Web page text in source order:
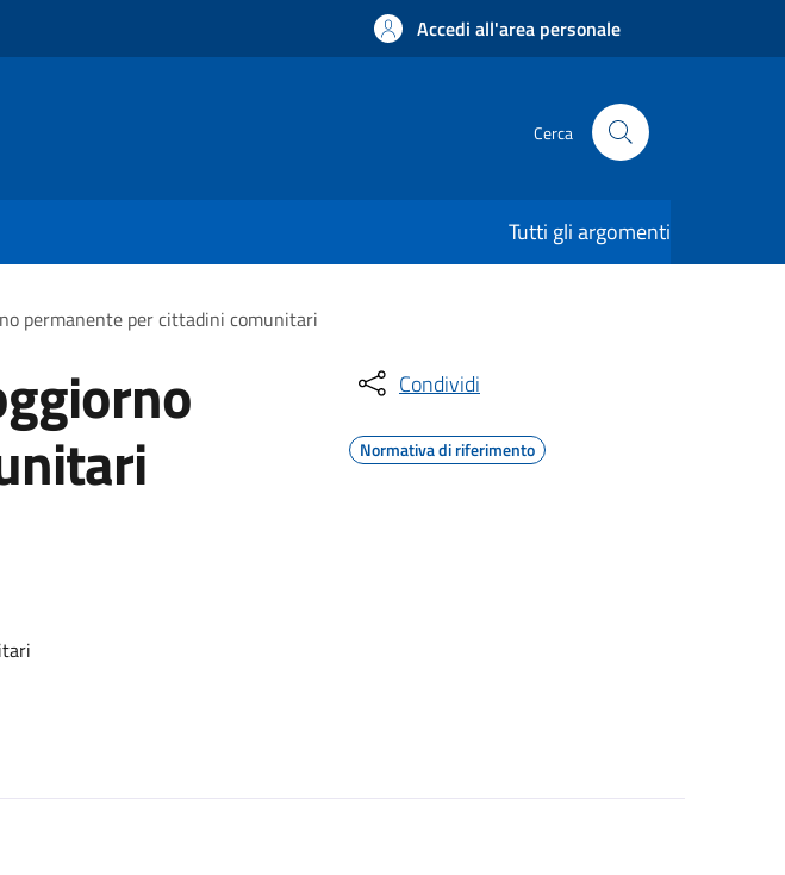
Accedi all'area personale
Cerca
Tutti gli argomenti
permanente per cittadini comunitari
Condividi
Normativa di riferimento